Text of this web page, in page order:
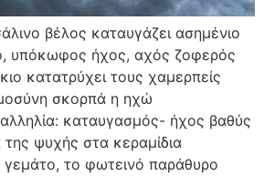
βέλος καταυγάζει ασημένιο
υπόκωφος ήχος, αχός ζοφερός
κατατρύχει τους χαμερπείς
σκορπά η ηχώ
καταυγασμός- ήχος βαθύς
ψυχής στα κεραμίδια
γεμάτο, το φωτεινό παράθυρο